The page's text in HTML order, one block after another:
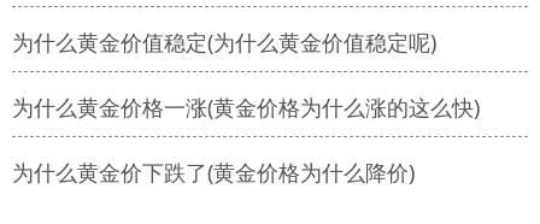
为什么黄金价值稳定(为什么黄金价值稳定呢)
为什么黄金价格一涨(黄金价格为什么涨的这么快)
为什么黄金价下跌了(黄金价格为什么降价)